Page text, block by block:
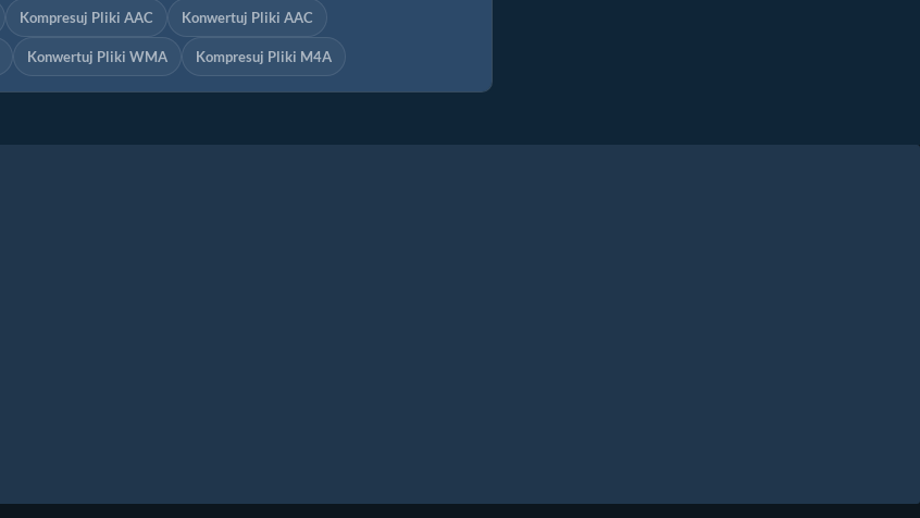
Kompresuj Pliki AAC Konwertuj Pliki AAC
Konwertuj Pliki WMA Kompresuj Pliki M4A